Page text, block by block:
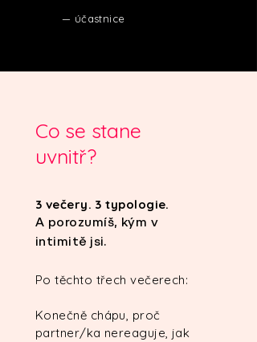
— účastnice
Co se stane
uvnitř?
​3 večery. 3 typologie.
A porozumíš, kým v
intimitě jsi.
Po těchto třech večerech:
Konečně chápu, proč
partner/ka nereaguje, jak